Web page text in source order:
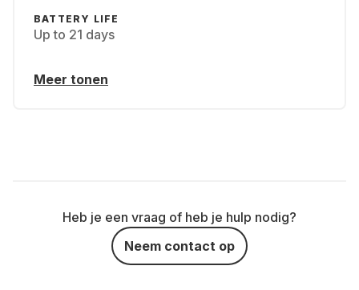
BATTERY LIFE
Up to 21 days
Meer tonen
Heb je een vraag of heb je hulp nodig?
Neem contact op